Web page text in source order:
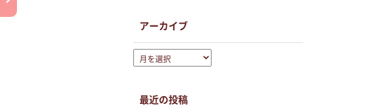
アーカイブ
ア
ー
ブ
最近の投稿